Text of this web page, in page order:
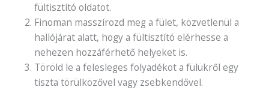
fültisztító oldatot.
Finoman masszírozd meg a fület, közvetlenül a
hallójárat alatt, hogy a fültisztító elérhesse a
nehezen hozzáférhető helyeket is.
Töröld le a felesleges folyadékot a fülükről egy
tiszta törülközővel vagy zsebkendővel.